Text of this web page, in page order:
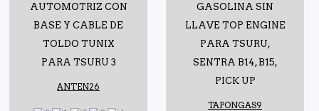
AUTOMOTRIZ CON
BASE Y CABLE DE
TOLDO TUNIX
PARA TSURU 3
ANTEN26
GASOLINA SIN
LLAVE TOP ENGINE
PARA TSURU,
SENTRA B14, B15,
PICK UP
TAPONGAS9